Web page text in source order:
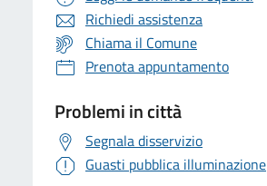
Richiedi assistenza
Chiama il Comune
Prenota appuntamento
Problemi in città
Segnala disservizio
Guasti pubblica illuminazione